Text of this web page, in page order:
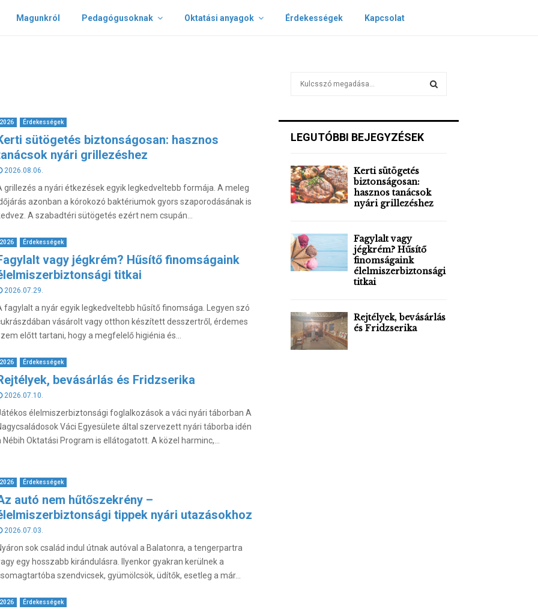
Magunkról Pedagógusoknak Oktatási anyagok Érdekességek Kapcsolat
2026 Érdekességek
sütögetés biztonságosan: hasznos
nyári grillezéshez
2026.08.06.
grillezés a nyári étkezések egyik legkedveltebb formája. A meleg
azonban a kórokozó baktériumok gyors szaporodásának is
A szabadtéri sütögetés ezért nem csupán...
2026 Érdekességek
vagy jégkrém? Hűsítő finomságaink
titkai
2026.07.29.
fagylalt a nyár egyik legkedveltebb hűsítő finomsága. Legyen szó
vásárolt vagy otthon készített desszertről, érdemes
előtt tartani, hogy a megfelelő higiénia és...
2026 Érdekességek
bevásárlás és Fridzserika
2026.07.10.
élelmiszerbiztonsági foglalkozások a váci nyári táborban A
Váci Egyesülete által szervezett nyári táborba idén
Nébih Oktatási Program is ellátogatott. A közel harminc,...
2026 Érdekességek
autó nem hűtőszekrény –
tippek nyári utazásokhoz
2026.07.03.
sok család indul útnak autóval a Balatonra, a tengerpartra
egy hosszabb kirándulásra. Ilyenkor gyakran kerülnek a
szendvicsek, gyümölcsök, üdítők, esetleg a már...
2026 Érdekességek
h
o
r
:
C
LEGUTÓBBI BEJEGYZÉSEK
Kerti sütögetés
biztonságosan:
hasznos tanácsok
nyári grillezéshez
Fagylalt vagy
jégkrém? Hűsítő
finomságaink
élelmiszerbiztonsági
titkai
Rejtélyek, bevásárlás
és Fridzserika